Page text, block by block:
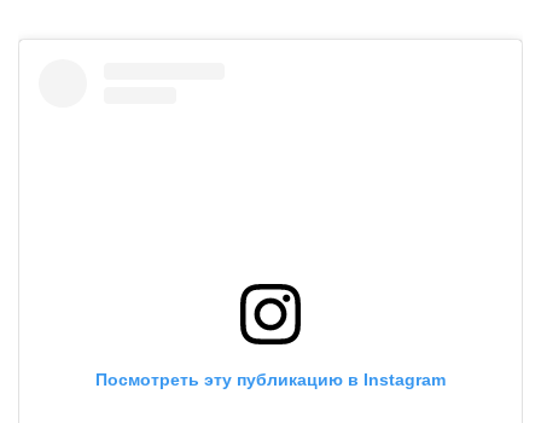
Посмотреть эту публикацию в Instagram